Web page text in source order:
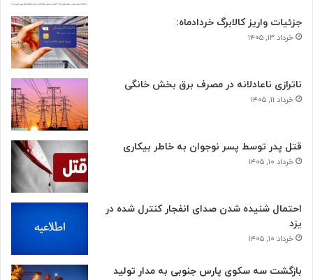
جزئیات واریز کالابرگ خردادماه:
خرداد ۱۳, ۱۴۰۵
ناترازی ناعادلانه در مصرف برق بخش خانگی
خرداد ۱۱, ۱۴۰۵
قتل پدر توسط پسر نوجوان به خاطر بیکاری
خرداد ۱۰, ۱۴۰۵
احتمال شنیده شدن صدای انفجار کنترل شده در
یزد
خرداد ۱۰, ۱۴۰۵
بازگشت سه سکوی پارس جنوبی به مدار تولید